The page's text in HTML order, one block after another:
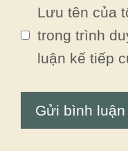
Lưu tên của
trong trình
luận kế tiếp